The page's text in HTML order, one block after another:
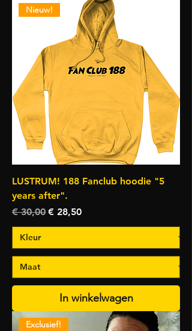
Nieuw!
LUSTRUM! 188 Fanclub hoodie "5
years after".
Normale prijs
€ 30,00 Verkoopprijs
€ 28,50
In winkelwagen
Exclusief!